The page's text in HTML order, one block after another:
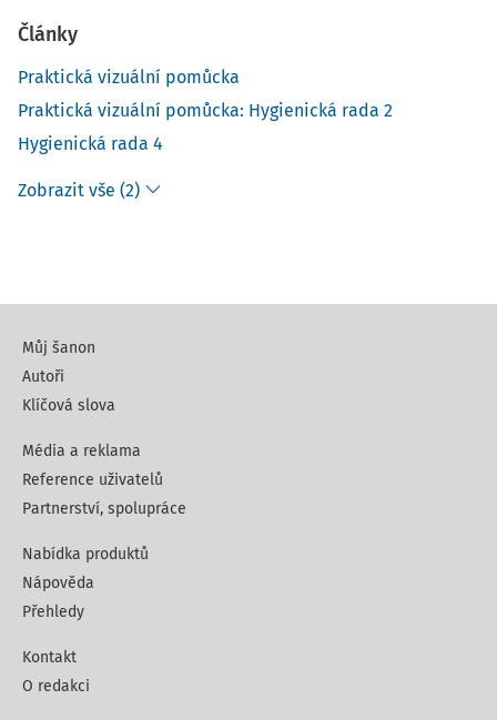
Články
Praktická vizuální pomůcka
Praktická vizuální pomůcka: Hygienická rada 2
Hygienická rada 4
Zobrazit vše (2)
Můj šanon
Autoři
Klíčová slova
Média a reklama
Reference uživatelů
Partnerství, spolupráce
Nabídka produktů
Nápověda
Přehledy
Kontakt
O redakci